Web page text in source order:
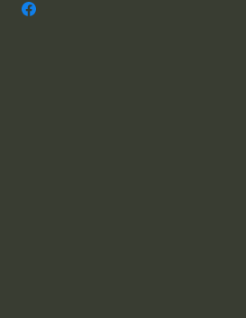
WithinNature.info may carry this in stock.